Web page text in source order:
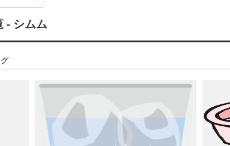
- シムム